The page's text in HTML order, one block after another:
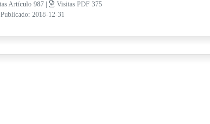
Artículo 987 |
Visitas PDF 375
Publicado: 2018-12-31